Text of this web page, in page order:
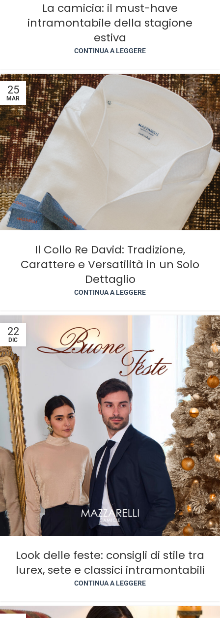
La camicia: il must-have
intramontabile della stagione
estiva
CONTINUA A LEGGERE
25
MAR
Il Collo Re David: Tradizione,
Carattere e Versatilità in un Solo
Dettaglio
CONTINUA A LEGGERE
22
DIC
Look delle feste: consigli di stile tra
lurex, sete e classici intramontabili
CONTINUA A LEGGERE